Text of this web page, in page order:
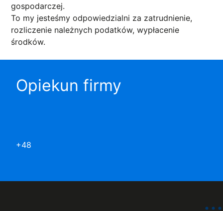
gospodarczej.
To my jesteśmy odpowiedzialni za zatrudnienie,
rozliczenie należnych podatków, wypłacenie
środków.
Opiekun firmy
+48